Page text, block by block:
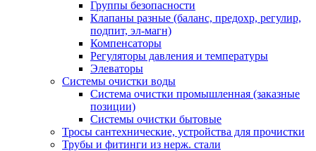
Группы безопасности
Клапаны разные (баланс, предохр, регулир,
подпит, эл-магн)
Компенсаторы
Регуляторы давления и температуры
Элеваторы
Системы очистки воды
Система очистки промышленная (заказные
позиции)
Системы очистки бытовые
Тросы сантехнические, устройства для прочистки
Трубы и фитинги из нерж. стали